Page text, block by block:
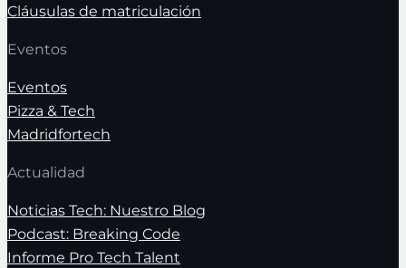
Cláusulas de matriculación
Eventos
Eventos
Pizza & Tech
Madridfortech
Actualidad
Noticias Tech: Nuestro Blog
Podcast: Breaking Code
Informe Pro Tech Talent